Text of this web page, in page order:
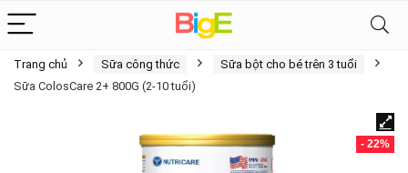
Trang chủ Sữa công thức
Sữa bột cho bé trên 3 tuổi
Sữa ColosCare 2+ 800G (2-10 tuổi)
- 22%